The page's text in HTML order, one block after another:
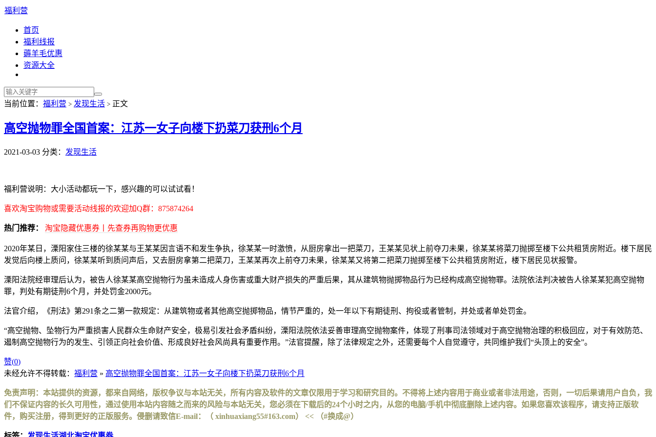
福利营
首页
福利线报
薅羊毛优惠
资源大全
当前位置： 福利营 > 发现生活 > 正文
高空抛物罪全国首案：江苏一女子向楼下扔菜刀获刑6个月
2021-03-03 分类： 发现生活
福利营说明：大小活动都玩一下，感兴趣的可以试试看！
喜欢淘宝购物或需要活动线报的欢迎加Q群：875874264
热门推荐： 淘宝隐藏优惠券丨先查券再购物更优惠
2020年某日，溧阳家住三楼的徐某某与王某某因言语不和发生争执，徐某某一时激愤，从厨房拿出一把菜刀，王某某见状上前夺刀未果，徐某某将菜刀抛掷至楼下公共租赁房附近。楼下居民
发觉后向楼上质问，徐某某听到质问声后，又去厨房拿第二把菜刀，王某某再次上前夺刀未果，徐某某又将第二把菜刀抛掷至楼下公共租赁房附近，楼下居民见状报警。
溧阳法院经审理后认为，被告人徐某某高空抛物行为虽未造成人身伤害或重大财产损失的严重后果，其从建筑物抛掷物品行为已经构成高空抛物罪。法院依法判决被告人徐某某犯高空抛物
罪，判处有期徒刑6个月，并处罚金2000元。
法官介绍，《刑法》第291条之二第一款规定：从建筑物或者其他高空抛掷物品，情节严重的，处一年以下有期徒刑、拘役或者管制，并处或者单处罚金。
“高空抛物、坠物行为严重损害人民群众生命财产安全，极易引发社会矛盾纠纷，溧阳法院依法妥善审理高空抛物案件，体现了刑事司法领域对于高空抛物治理的积极回应，对于有效防范、
遏制高空抛物行为的发生、引领正向社会价值、形成良好社会风尚具有重要作用。”法官提醒，除了法律规定之外，还需要每个人自觉遵守，共同维护我们“头顶上的安全”。
赞(0)
未经允许不得转载： 福利营 » 高空抛物罪全国首案：江苏一女子向楼下扔菜刀获刑6个月
免责声明：本站提供的资源，都来自网络，版权争议与本站无关，所有内容及软件的文章仅限用于学习和研究目的。不得将上述内容用于商业或者非法用途，否则，一切后果请用户自负，我
们不保证内容的长久可用性，通过使用本站内容随之而来的风险与本站无关，您必须在下载后的24个小时之内，从您的电脑/手机中彻底删除上述内容。如果您喜欢该程序，请支持正版软
件，购买注册，得到更好的正版服务。侵删请致信E-mail：（ xinhuaxiang55#163.com） << （#换成@）